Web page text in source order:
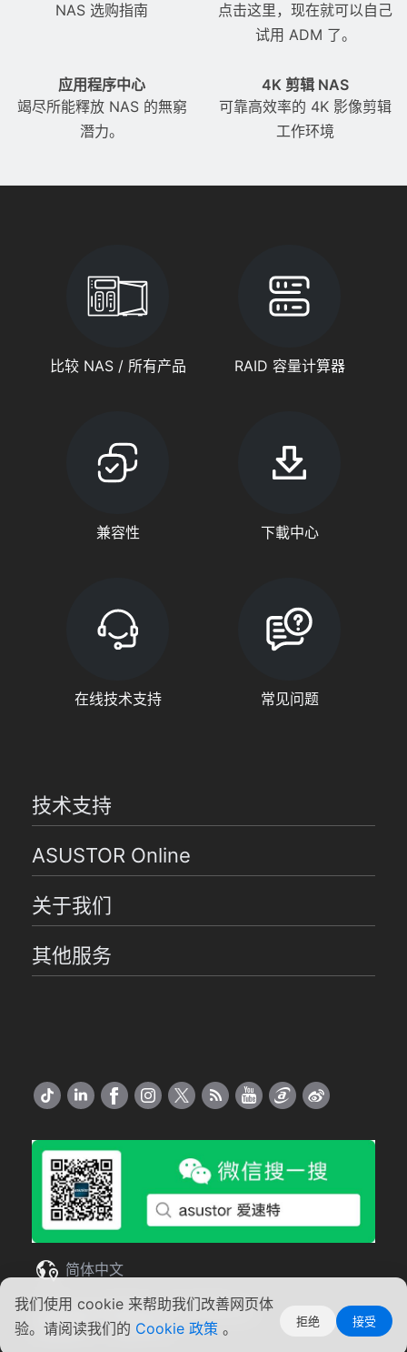
我们使用 cookie 来帮助我们改善网页体
验。请阅读我们的 Cookie 政策 。 拒绝 接受
NAS 选购指南
点击这里，现在就可以自己
试用 ADM 了。
应用程序中心
竭尽所能釋放 NAS 的無窮
潛力。
4K 剪辑 NAS
可靠高效率的 4K 影像剪辑
工作环境
比较 NAS / 所有产品 RAID 容量计算器
兼容性 下載中心
在线技术支持 常见问题
技术支持
ASUSTOR Online
关于我们
其他服务
简体中文
Copyright ©2026 ASUSTOR Inc.
使用条款 | 隐私声明